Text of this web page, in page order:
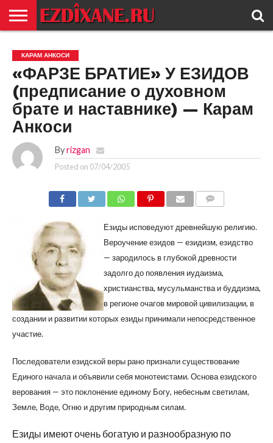
ЕЗИДИЗМ
НОВОСТИ
ИСТОРИЯ
КУЛЬТУРА
КОНТАКТ
КАРАМ АНКОСИ
«ФАРЗЕ БРАТИЕ» У ЕЗИДОВ
(предписание о духовном
брате и наставнике) — Карам
Анкоси
By rizgan
Posted on 07/04/2005
Езиды исповедуют древнейшую религию.
Вероучение езидов — езидизм, езидство
— зародилось в глубокой древности
задолго до появления иудаизма,
христианства, мусульманства и буддизма,
в регионе очагов мировой цивилизации, в
создании и развитии которых езиды принимали непосредственное
участие.
Последователи езидской веры рано признали существование
Единого начала и объявили себя монотеистами. Основа езидского
верования — это поклонение единому Богу, небесным светилам,
Земле, Воде, Огню и другим природным силам.
Езиды имеют очень богатую и разнообразную по